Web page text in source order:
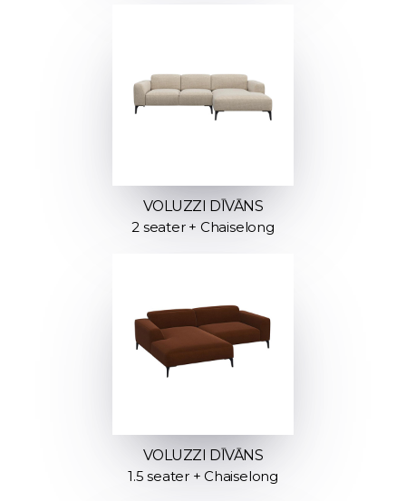
VOLUZZI DĪVĀNS
2 seater + Chaiselong
VOLUZZI DĪVĀNS
1.5 seater + Chaiselong